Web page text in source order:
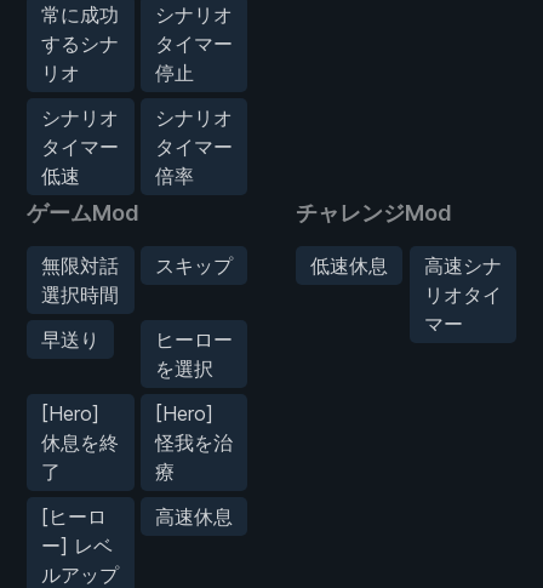
常に成功
するシナ
リオ
シナリオ
タイマー
停止
シナリオ
タイマー
低速
シナリオ
タイマー
倍率
ゲームMod
無限対話
選択時間
スキップ
早送り
ヒーロー
を選択
[Hero]
休息を終
了
[Hero]
怪我を治
療
[ヒーロ
ー] レベ
ルアップ
高速休息
チャレンジMod
低速休息
高速シナ
リオタイ
マー